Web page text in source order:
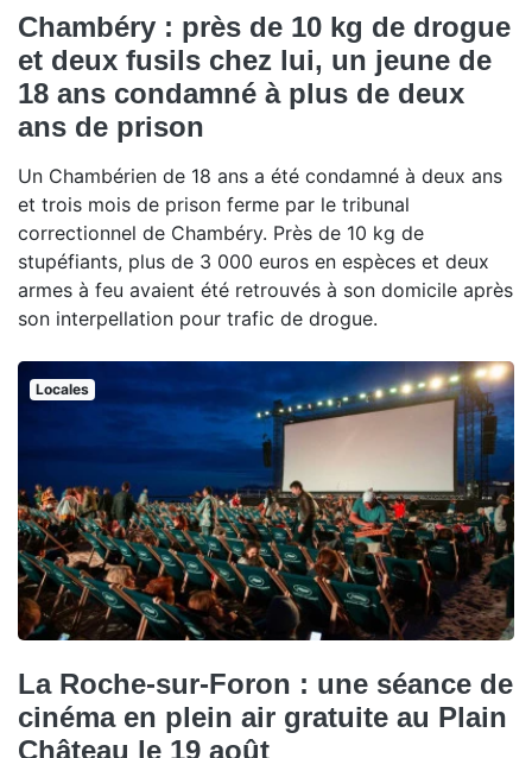
Chambéry : près de 10 kg de drogue
et deux fusils chez lui, un jeune de
18 ans condamné à plus de deux
ans de prison
Un Chambérien de 18 ans a été condamné à deux ans
et trois mois de prison ferme par le tribunal
correctionnel de Chambéry. Près de 10 kg de
stupéfiants, plus de 3 000 euros en espèces et deux
armes à feu avaient été retrouvés à son domicile après
son interpellation pour trafic de drogue.
Locales
La Roche-sur-Foron : une séance de
cinéma en plein air gratuite au Plain
Château le 19 août